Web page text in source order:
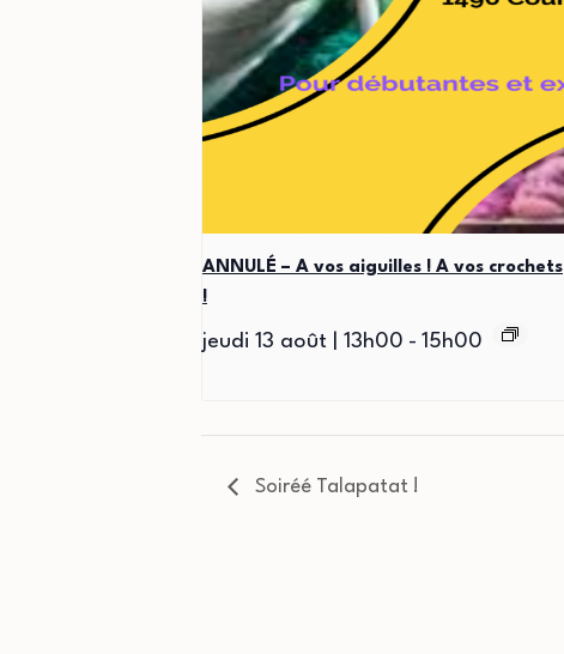
ANNULÉ – A vos aiguilles ! A vos crochets
!
jeudi 13 août | 13h00 - 15h00
Soiréé Talapatat !